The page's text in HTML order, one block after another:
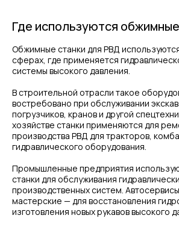
Где используются
Обжимные станки для РВД
сферах, где применяется
системы высокого давления.
В строительной отрасли такое
востребовано при обслуживании
погрузчиков, кранов и другой
хозяйстве станки применяются для
производства РВД для тракторов,
гидравлического оборудования.
Промышленные предприятия
станки для обслуживания
производственных систем.
мастерские — для восстановления
изготовления новых рукавов высокого